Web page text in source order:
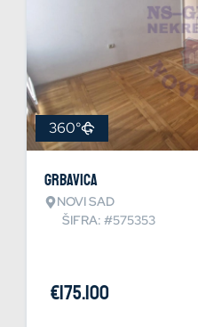
360°
Grbavica
NOVI SAD
ŠIFRA: #575353
€175.100